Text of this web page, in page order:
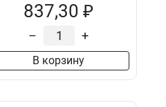
837,30 ₽
– +
В корзину